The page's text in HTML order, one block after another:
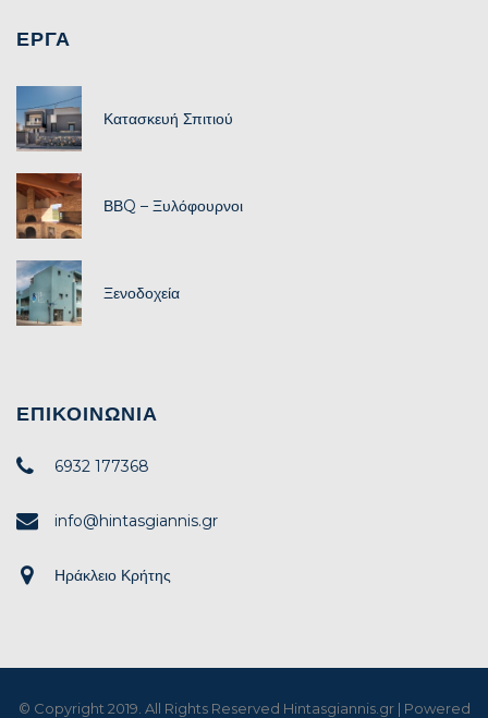
ΕΡΓΑ
Κατασκευή Σπιτιού
ΒΒQ – Ξυλόφουρνοι
Ξενοδοχεία
ΕΠΙΚΟΙΝΩΝΊΑ
6932 177368
info@hintasgiannis.gr
Ηράκλειο Κρήτης
© Copyright 2019. All Rights Reserved Hintasgiannis.gr | Powered